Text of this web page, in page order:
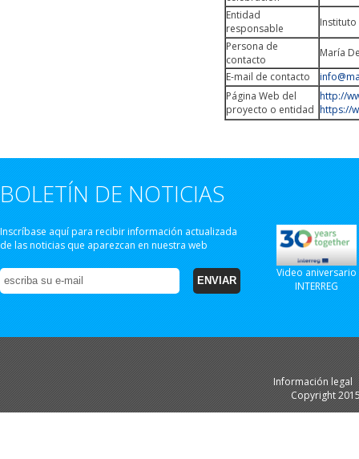
Entidad
responsable
Instituto
Persona de
contacto
María
E-mail de contacto
Página Web del
proyecto o entidad
http://
https://
BOLETÍN DE NOTICIAS
Inscríbase aquí para recibir información actualizada
de las noticias que aparezcan en nuestra web
Video aniversario
INTERREG
Información legal
Copyright